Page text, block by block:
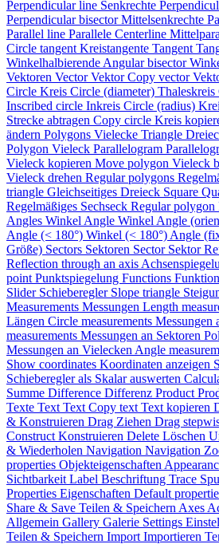
Perpendicular line Senkrechte
Perpendicular bisectorMittelsenkrechte
Parallel line Parallele Centerline
Circle tangent Kreistangente Tangent
Winkelhalbierende Angular bisector
Vektoren VectorVektorCopy vector
Circle Kreis Circle (diameter) Thaleskreis
Inscribed circle Inkreis Circle (radius)
Strecke abtragen Copy circle Kreis
ändern Polygons Vielecke Triangle
Polygon Vieleck Parallelogram
Vieleck kopieren Move polygon Vieleck
Vieleck drehen Regular polygons
triangle Gleichseitiges Dreieck Square
Regelmäßiges Sechseck Regular polygon
Angles Winkel Angle Winkel Angle
Angle (< 180°) Winkel (< 180°) Angle
Größe) Sectors Sektoren Sector Sektor
Reflection through an axis
point Punktspiegelung Functions
Slider Schieberegler Slope triangle
Measurements Messungen Length
Längen Circle measurements Messungen
measurements Messungen an Sektoren
Messungen an Vielecken Angle
Show coordinates Koordinaten anzeigen
Schieberegler als Skalar auswerten
Summe Difference Differenz Product
Texte Text Text Copy text Text kopieren
& Konstruieren Drag Ziehen Drag
Construct Konstruieren Delete Löschen
& Wiederholen Navigation Navigation
properties Objekteigenschaften
Sichtbarkeit Label Beschriftung Trace
Properties Eigenschaften Default
Share & Save Teilen & Speichern Axes
Allgemein Gallery Galerie Settings
Teilen & Speichern Import Importieren